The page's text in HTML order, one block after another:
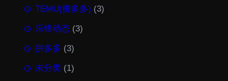
TEMU(拼多多) (3)
乐锋动态 (3)
拼多多 (3)
未分类 (1)